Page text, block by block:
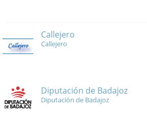
Callejero
Callejero
Diputación de Badajoz
Diputación de Badajoz